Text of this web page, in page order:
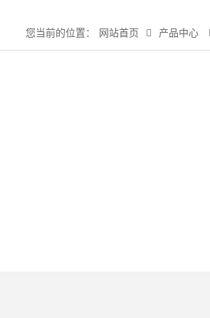
您当前的位置： 网站首页 产品中心